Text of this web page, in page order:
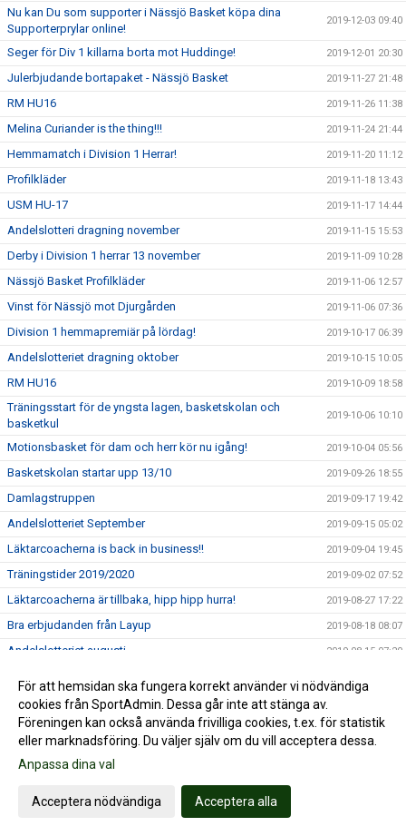
Nu kan Du som supporter i Nässjö Basket köpa dina
Supporterprylar online!
2019-12-03 09:40
Seger för Div 1 killarna borta mot Huddinge! 2019-12-01 20:30
Julerbjudande bortapaket - Nässjö Basket 2019-11-27 21:48
RM HU16 2019-11-26 11:38
Melina Curiander is the thing!!! 2019-11-24 21:44
Hemmamatch i Division 1 Herrar! 2019-11-20 11:12
Profilkläder 2019-11-18 13:43
USM HU-17 2019-11-17 14:44
Andelslotteri dragning november 2019-11-15 15:53
Derby i Division 1 herrar 13 november 2019-11-09 10:28
Nässjö Basket Profilkläder 2019-11-06 12:57
Vinst för Nässjö mot Djurgården 2019-11-06 07:36
Division 1 hemmapremiär på lördag! 2019-10-17 06:39
Andelslotteriet dragning oktober 2019-10-15 10:05
RM HU16 2019-10-09 18:58
Träningsstart för de yngsta lagen, basketskolan och
basketkul
2019-10-06 10:10
Motionsbasket för dam och herr kör nu igång! 2019-10-04 05:56
Basketskolan startar upp 13/10 2019-09-26 18:55
Damlagstruppen 2019-09-17 19:42
Andelslotteriet September 2019-09-15 05:02
Läktarcoacherna is back in business!! 2019-09-04 19:45
Träningstider 2019/2020 2019-09-02 07:52
Läktarcoacherna är tillbaka, hipp hipp hurra! 2019-08-27 17:22
Bra erbjudanden från Layup 2019-08-18 08:07
Andelslotteriet augusti 2019-08-15 07:20
till EM i Makedonien!!
2019-07-31 23:29
Andelslotteriet dragning juli 2019-07-15 10:42
SÄSONGSKORT TILL NÄSSJÖ BASKETS HEMMAMATCHER I
BASKETLIGAN
2019-07-08 09:47
Hanna Klingberg uttagen till framtidslandslaget junior
För att hemsidan ska fungera korrekt använder vi nödvändiga
cookies från SportAdmin. Dessa går inte att stänga av.
Föreningen kan också använda frivilliga cookies, t.ex. för statistik
eller marknadsföring. Du väljer själv om du vill acceptera dessa.
Anpassa dina val
Acceptera nödvändiga Acceptera alla